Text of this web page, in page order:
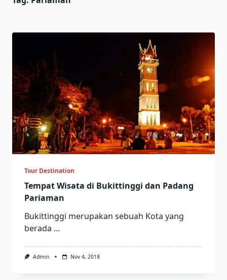
Tour Destination
Tempat Wisata di Bukittinggi dan Padang
Pariaman
Bukittinggi merupakan sebuah Kota yang
berada ...
Admin Nov 4, 2018